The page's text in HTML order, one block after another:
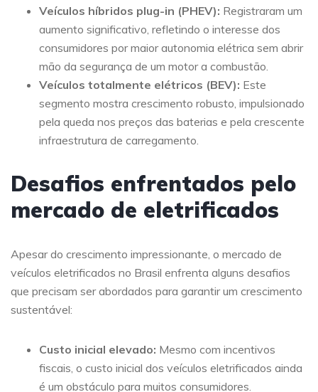
Veículos híbridos plug-in (PHEV): Registraram um
aumento significativo, refletindo o interesse dos
consumidores por maior autonomia elétrica sem abrir
mão da segurança de um motor a combustão.
Veículos totalmente elétricos (BEV): Este
segmento mostra crescimento robusto, impulsionado
pela queda nos preços das baterias e pela crescente
infraestrutura de carregamento.
Desafios enfrentados pelo
mercado de eletrificados
Apesar do crescimento impressionante, o mercado de
veículos eletrificados no Brasil enfrenta alguns desafios
que precisam ser abordados para garantir um crescimento
sustentável:
Custo inicial elevado: Mesmo com incentivos
fiscais, o custo inicial dos veículos eletrificados ainda
é um obstáculo para muitos consumidores.